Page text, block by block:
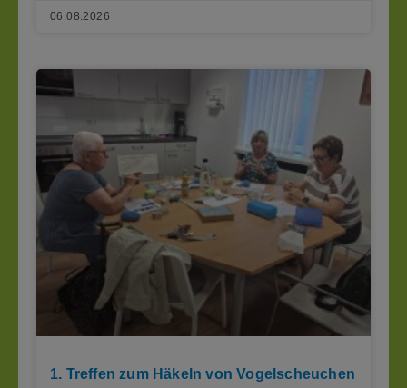
06.08.2026
1. Treffen zum Häkeln von Vogelscheuchen